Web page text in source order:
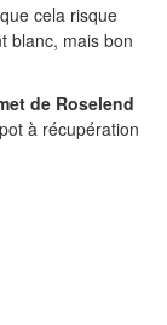
cela risque
blanc, mais bon
de Roselend
à récupération